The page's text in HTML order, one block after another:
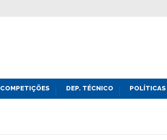
COMPETIÇÕES DEP. TÉCNICO POLÍTICAS